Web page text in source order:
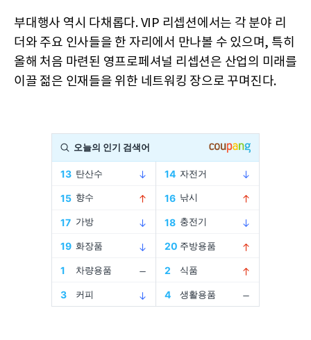
부대행사 역시 다채롭다. VIP 리셉션에서는 각 분야 리
더와 주요 인사들을 한 자리에서 만나볼 수 있으며, 특히
올해 처음 마련된 영프로페셔널 리셉션은 산업의 미래를
이끌 젊은 인재들을 위한 네트워킹 장으로 꾸며진다.